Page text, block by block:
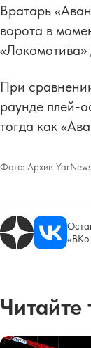
Вратарь
ворота в
«Локомотива»
При
раунде плей-
тогда как
Фото: Архив
Читайте